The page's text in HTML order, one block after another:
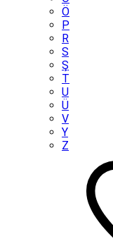
Ö
P
R
S
Ş
T
U
Ü
V
Y
Z